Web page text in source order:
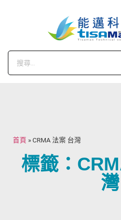
首頁 »CRMA 法案 台灣
標籤：
灣